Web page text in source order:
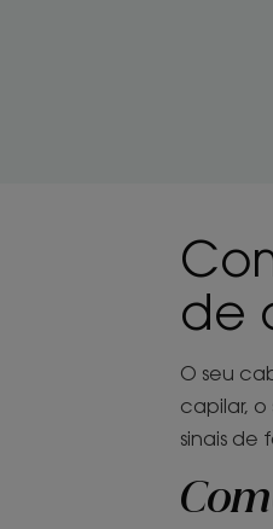
de
O seu
capilar,
sinais de